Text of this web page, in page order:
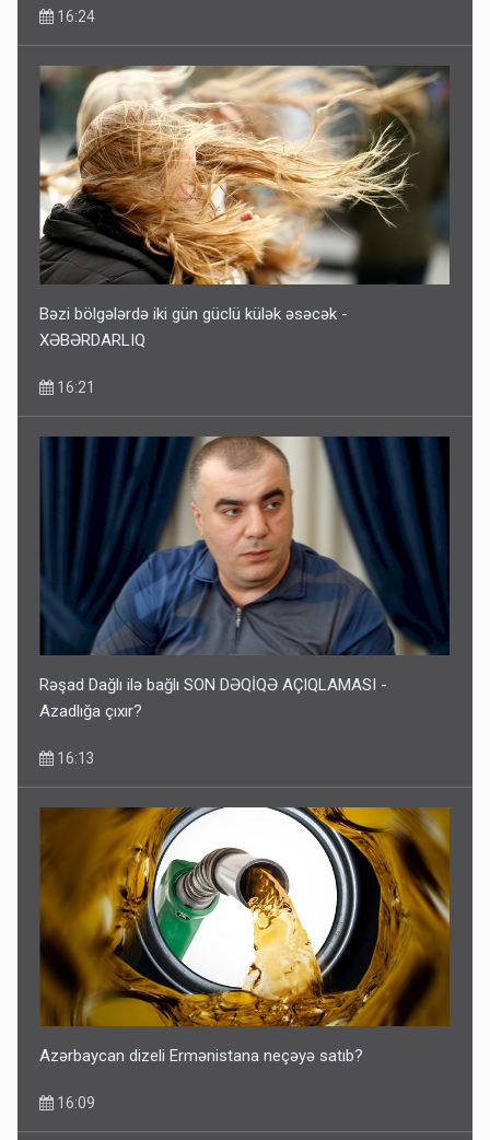
16:24
Bəzi bölgələrdə iki gün güclü külək əsəcək -
XƏBƏRDARLIQ
16:21
Rəşad Dağlı ilə bağlı SON DƏQİQƏ AÇIQLAMASI -
Azadlığa çıxır?
16:13
Azərbaycan dizeli Ermənistana neçəyə satıb?
16:09